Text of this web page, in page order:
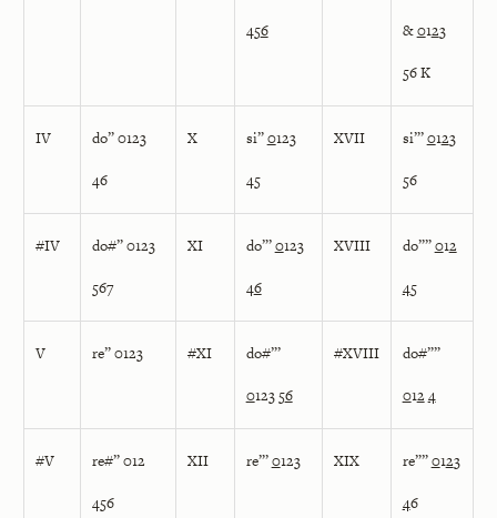
456
&0123
56 K
IV
do” 0123
46
X si”0123
45
XVII si”’0123
56
#IV
do#” 0123
567
XI do”’0123
46
XVIII do””012
45
V re” 0123 #XI
do#”’
0123 56
#XVIII
do#””
012 4
#V
re#” 012
456
XII re”’0123 XIX re””0123
46